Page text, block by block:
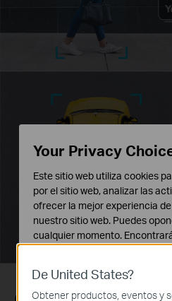
De United States?
Obtener productos, eventos y
Your Privacy
Este sitio web utiliza cookies
por el sitio web, analizar las
ofrecer la mejor experiencia
nuestro sitio web. Puedes
cualquier momento.
Cookies Básicas
Estas cookies son necesarias